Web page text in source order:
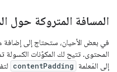
المسافة المتروكة حول
في بعض الأحيان، ستحتاج إلى
المحتوى. تتيح لك المكوّنات الكسولة
إلى المَعلمة contentPadding